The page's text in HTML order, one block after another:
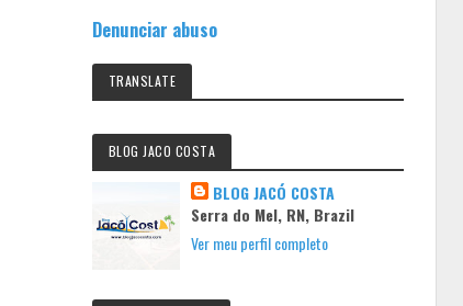
Denunciar abuso
TRANSLATE
BLOG JACO COSTA
BLOG JACÓ COSTA
Serra do Mel, RN, Brazil
Ver meu perfil completo